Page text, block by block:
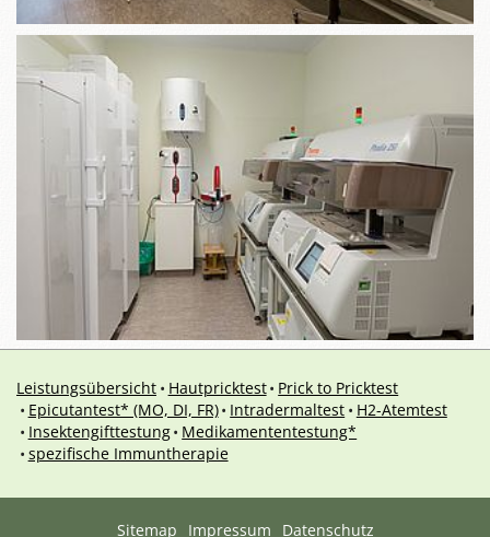
Leistungsübersicht Hautpricktest
Prick to Pricktest
Epicutantest* (MO, DI, FR)
Intradermaltest
H2-Atemtest
Insektengifttestung
Medikamententestung*
spezifische Immuntherapie
Sitemap Impressum Datenschutz